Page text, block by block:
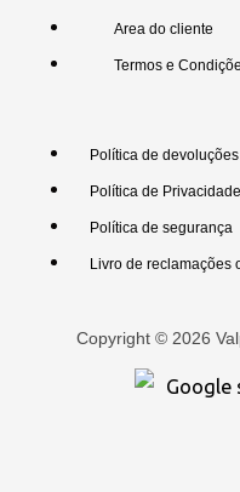
Area do cliente
Termos e
Política de devoluções
Política de Privacidade
Política de segurança
Livro de reclamações
Copyright © 2026